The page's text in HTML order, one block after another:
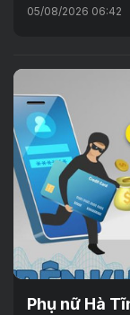
05/08/2026 06:42
Phụ nữ Hà